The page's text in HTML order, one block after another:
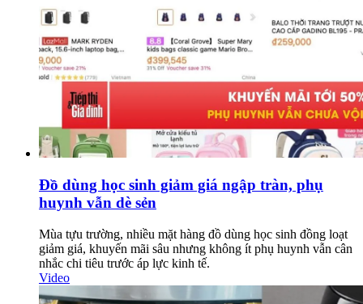
Đồ dùng học sinh giảm giá ngập tràn, phụ
huynh vẫn dè sẻn
Mùa tựu trường, nhiều mặt hàng đồ dùng học sinh đồng loạt
giảm giá, khuyến mãi sâu nhưng không ít phụ huynh vẫn cân
nhắc chi tiêu trước áp lực kinh tế.
Video